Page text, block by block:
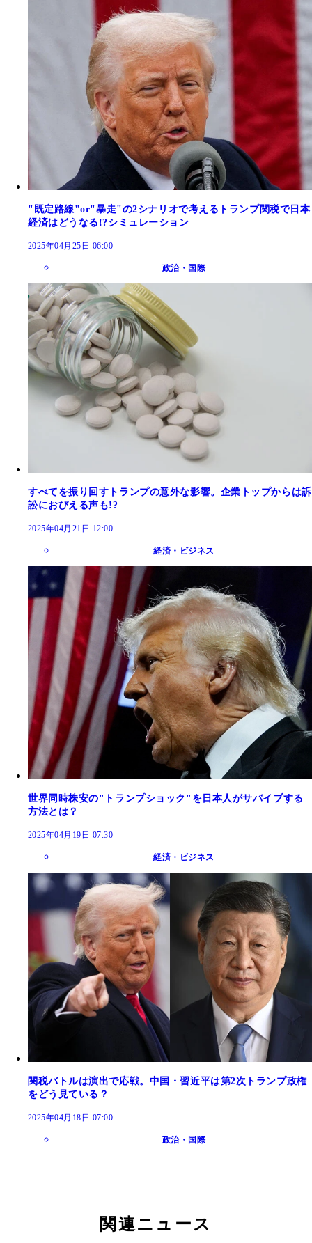
"既定路線"or"暴走"の2シナリオで考えるトランプ関税で日本
経済はどうなる!?シミュレーション
2025年04月25日 06:00
政治・国際
すべてを振り回すトランプの意外な影響。企業トップからは訴
訟におびえる声も!?
2025年04月21日 12:00
経済・ビジネス
世界同時株安の"トランプショック"を日本人がサバイブする
方法とは？
2025年04月19日 07:30
経済・ビジネス
関税バトルは演出で応戦。中国・習近平は第2次トランプ政権
をどう見ている？
2025年04月18日 07:00
政治・国際
関連ニュース